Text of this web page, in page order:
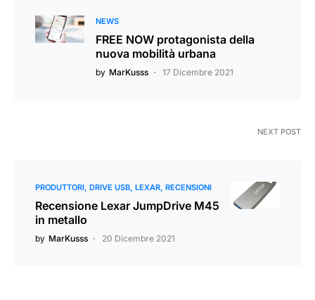
NEWS
FREE NOW protagonista della
nuova mobilità urbana
by MarKusss 17 Dicembre 2021
NEXT POST
PRODUTTORI DRIVE USB LEXAR RECENSIONI
Recensione Lexar JumpDrive M45
in metallo
by MarKusss 20 Dicembre 2021